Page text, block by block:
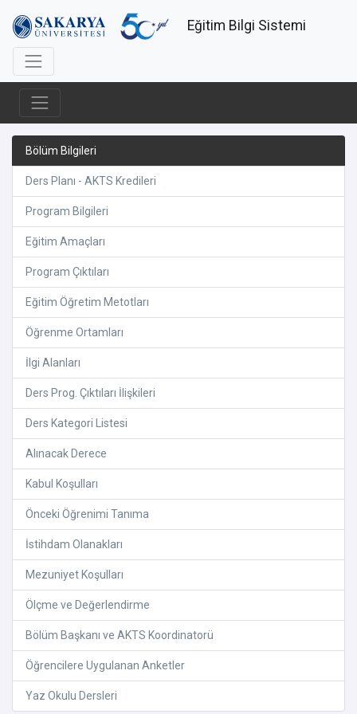
Eğitim Bilgi Sistemi
Bölüm Bilgileri
Ders Planı - AKTS Kredileri
Program Bilgileri
Eğitim Amaçları
Program Çıktıları
Eğitim Öğretim Metotları
Öğrenme Ortamları
İlgi Alanları
Ders Prog. Çıktıları İlişkileri
Ders Kategori Listesi
Alınacak Derece
Kabul Koşulları
Önceki Öğrenimi Tanıma
İstihdam Olanakları
Mezuniyet Koşulları
Ölçme ve Değerlendirme
Bölüm Başkanı ve AKTS Koordinatorü
Öğrencilere Uygulanan Anketler
Yaz Okulu Dersleri